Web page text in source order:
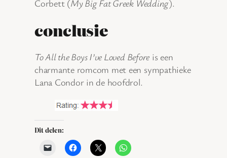
Corbett (My Big Fat Greek Wedding).
conclusie
To All the Boys I’ve Loved Before is een
charmante romcom met een sympathieke
Lana Condor in de hoofdrol.
Dit delen: